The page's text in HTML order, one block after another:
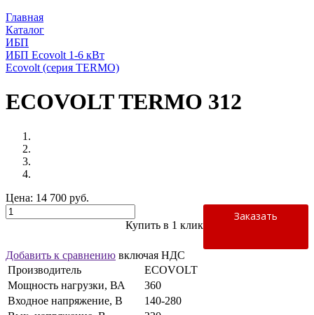
Главная
Каталог
ИБП
ИБП Ecovolt 1-6 кВт
Ecovolt (серия TERMO)
ECOVOLT TERMO 312
Цена: 14 700 руб.
Заказать
Купить в 1 клик
Добавить к сравнению включая НДС
Производитель
ECOVOLT
Мощность нагрузки, ВА
360
Входное напряжение, В
140-280